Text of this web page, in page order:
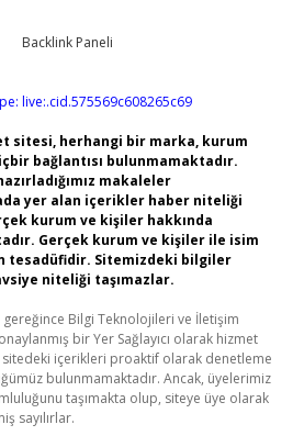
live:.cid.575569c608265c69
sitesi, herhangi bir marka, kurum
bağlantısı bulunmamaktadır.
makaleler
yer alan içerikler haber niteliği
kurum ve kişiler hakkında
Gerçek kurum ve kişiler ile isim
tesadüfidir. Sitemizdeki bilgiler
niteliği taşımazlar.
gereğince Bilgi Teknolojileri ve İletişim
bir Yer Sağlayıcı olarak hizmet
içerikleri proaktif olarak denetleme
bulunmamaktadır. Ancak, üyelerimiz
taşımakta olup, siteye üye olarak
sayılırlar.